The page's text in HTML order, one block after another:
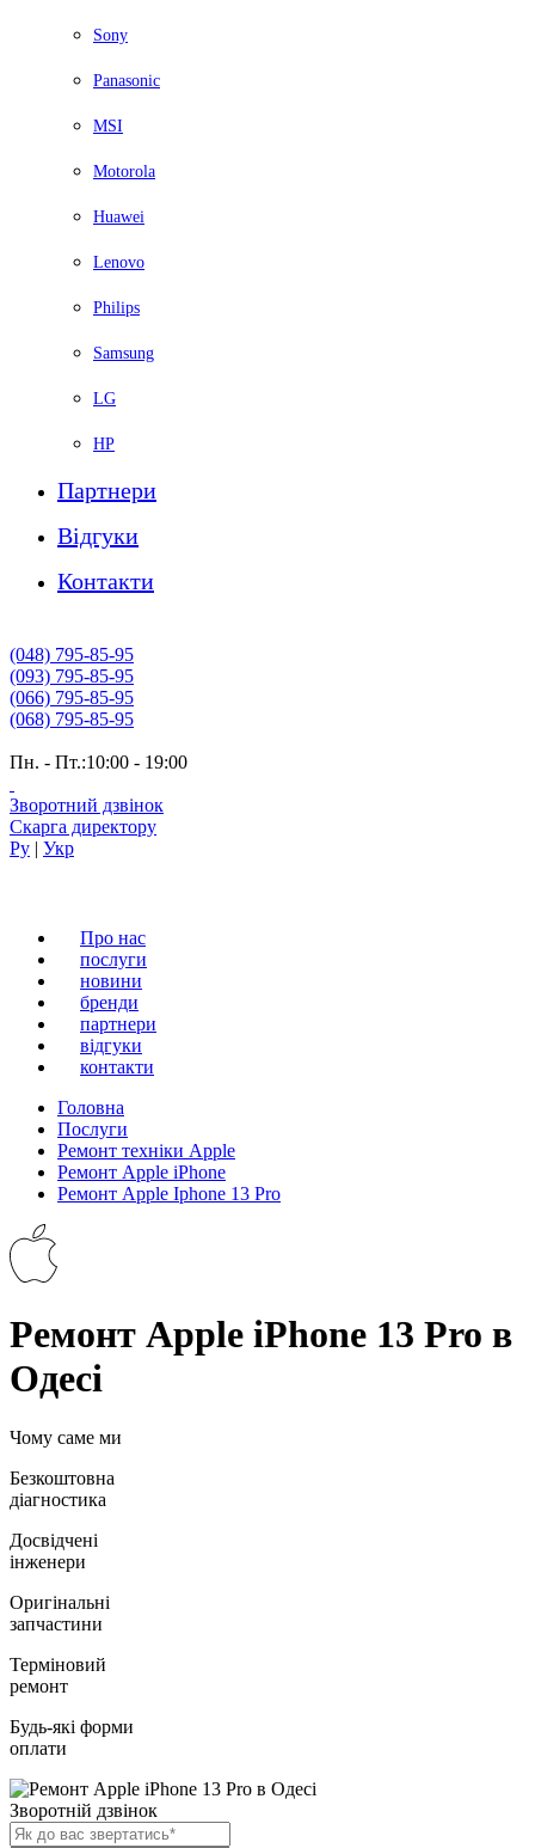
Sony
Panasonic
MSI
Motorola
Huawei
Lenovo
Philips
Samsung
LG
HP
Партнери
Вiдгуки
Контакти
(048) 795-85-95
(093) 795-85-95
(066) 795-85-95
(068) 795-85-95
Пн. - Пт.:10:00 - 19:00
Зворотний дзвінок
Скарга директору
Ру | Укр
Про нас
послуги
новини
бренди
партнери
вiдгуки
контакти
Головна
Послуги
Ремонт техніки Apple
Ремонт Apple iPhone
Ремонт Apple Iphone 13 Pro
Ремонт Apple iPhone 13 Pro в
Одесі
Чому саме ми
Безкоштовна
діагностика
Досвідчені
інженери
Оригінальні
запчастини
Терміновий
ремонт
Будь-які форми
оплати
Зворотній дзвінок